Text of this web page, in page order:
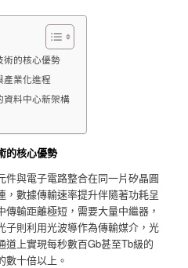
術的核心優勢
產業化進程
資料中心新架構
的核心優勢
件與電子電路整合在同一片矽晶圓
，數據傳輸速率提升伴隨著功耗呈
輸距離極短，需要大量中繼器，
子則利用光波導作為傳輸媒介，光
上實現每秒數百Gb甚至Tb級的
數十倍以上。